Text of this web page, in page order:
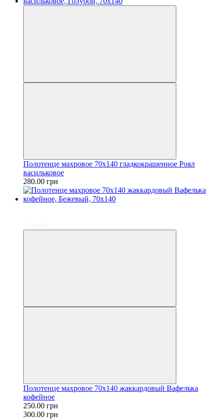
Полотенце махровое 70х140 гладкокрашенное Роял
васильковое
280.00 грн
Полотенце махровое 70х140 жаккардовый Вафелька
кофейное
250.00 грн
300.00 грн